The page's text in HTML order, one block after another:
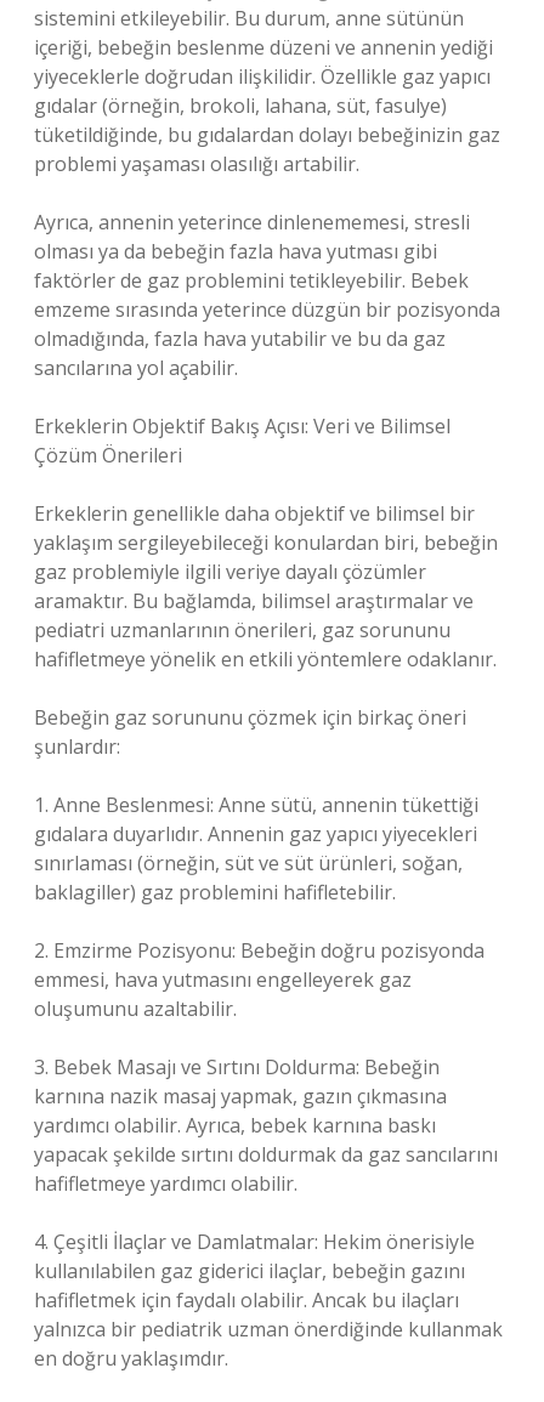
sistemini etkileyebilir. Bu durum, anne sütünün
içeriği, bebeğin beslenme düzeni ve annenin yediği
yiyeceklerle doğrudan ilişkilidir. Özellikle gaz yapıcı
gıdalar (örneğin, brokoli, lahana, süt, fasulye)
tüketildiğinde, bu gıdalardan dolayı bebeğinizin gaz
problemi yaşaması olasılığı artabilir.
Ayrıca, annenin yeterince dinlenememesi, stresli
olması ya da bebeğin fazla hava yutması gibi
faktörler de gaz problemini tetikleyebilir. Bebek
emzeme sırasında yeterince düzgün bir pozisyonda
olmadığında, fazla hava yutabilir ve bu da gaz
sancılarına yol açabilir.
Erkeklerin Objektif Bakış Açısı: Veri ve Bilimsel
Çözüm Önerileri
Erkeklerin genellikle daha objektif ve bilimsel bir
yaklaşım sergileyebileceği konulardan biri, bebeğin
gaz problemiyle ilgili veriye dayalı çözümler
aramaktır. Bu bağlamda, bilimsel araştırmalar ve
pediatri uzmanlarının önerileri, gaz sorununu
hafifletmeye yönelik en etkili yöntemlere odaklanır.
Bebeğin gaz sorununu çözmek için birkaç öneri
şunlardır:
1. Anne Beslenmesi: Anne sütü, annenin tükettiği
gıdalara duyarlıdır. Annenin gaz yapıcı yiyecekleri
sınırlaması (örneğin, süt ve süt ürünleri, soğan,
baklagiller) gaz problemini hafifletebilir.
2. Emzirme Pozisyonu: Bebeğin doğru pozisyonda
emmesi, hava yutmasını engelleyerek gaz
oluşumunu azaltabilir.
3. Bebek Masajı ve Sırtını Doldurma: Bebeğin
karnına nazik masaj yapmak, gazın çıkmasına
yardımcı olabilir. Ayrıca, bebek karnına baskı
yapacak şekilde sırtını doldurmak da gaz sancılarını
hafifletmeye yardımcı olabilir.
4. Çeşitli İlaçlar ve Damlatmalar: Hekim önerisiyle
kullanılabilen gaz giderici ilaçlar, bebeğin gazını
hafifletmek için faydalı olabilir. Ancak bu ilaçları
yalnızca bir pediatrik uzman önerdiğinde kullanmak
en doğru yaklaşımdır.